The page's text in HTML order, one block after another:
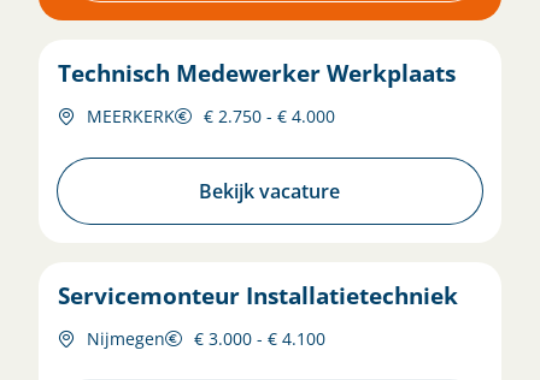
Technisch Medewerker Werkplaats
MEERKERK € 2.750 - € 4.000
Bekijk vacature
Servicemonteur Installatietechniek
Nijmegen € 3.000 - € 4.100